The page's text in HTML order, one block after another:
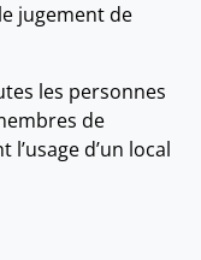
jugement de
les personnes
de
d’un local